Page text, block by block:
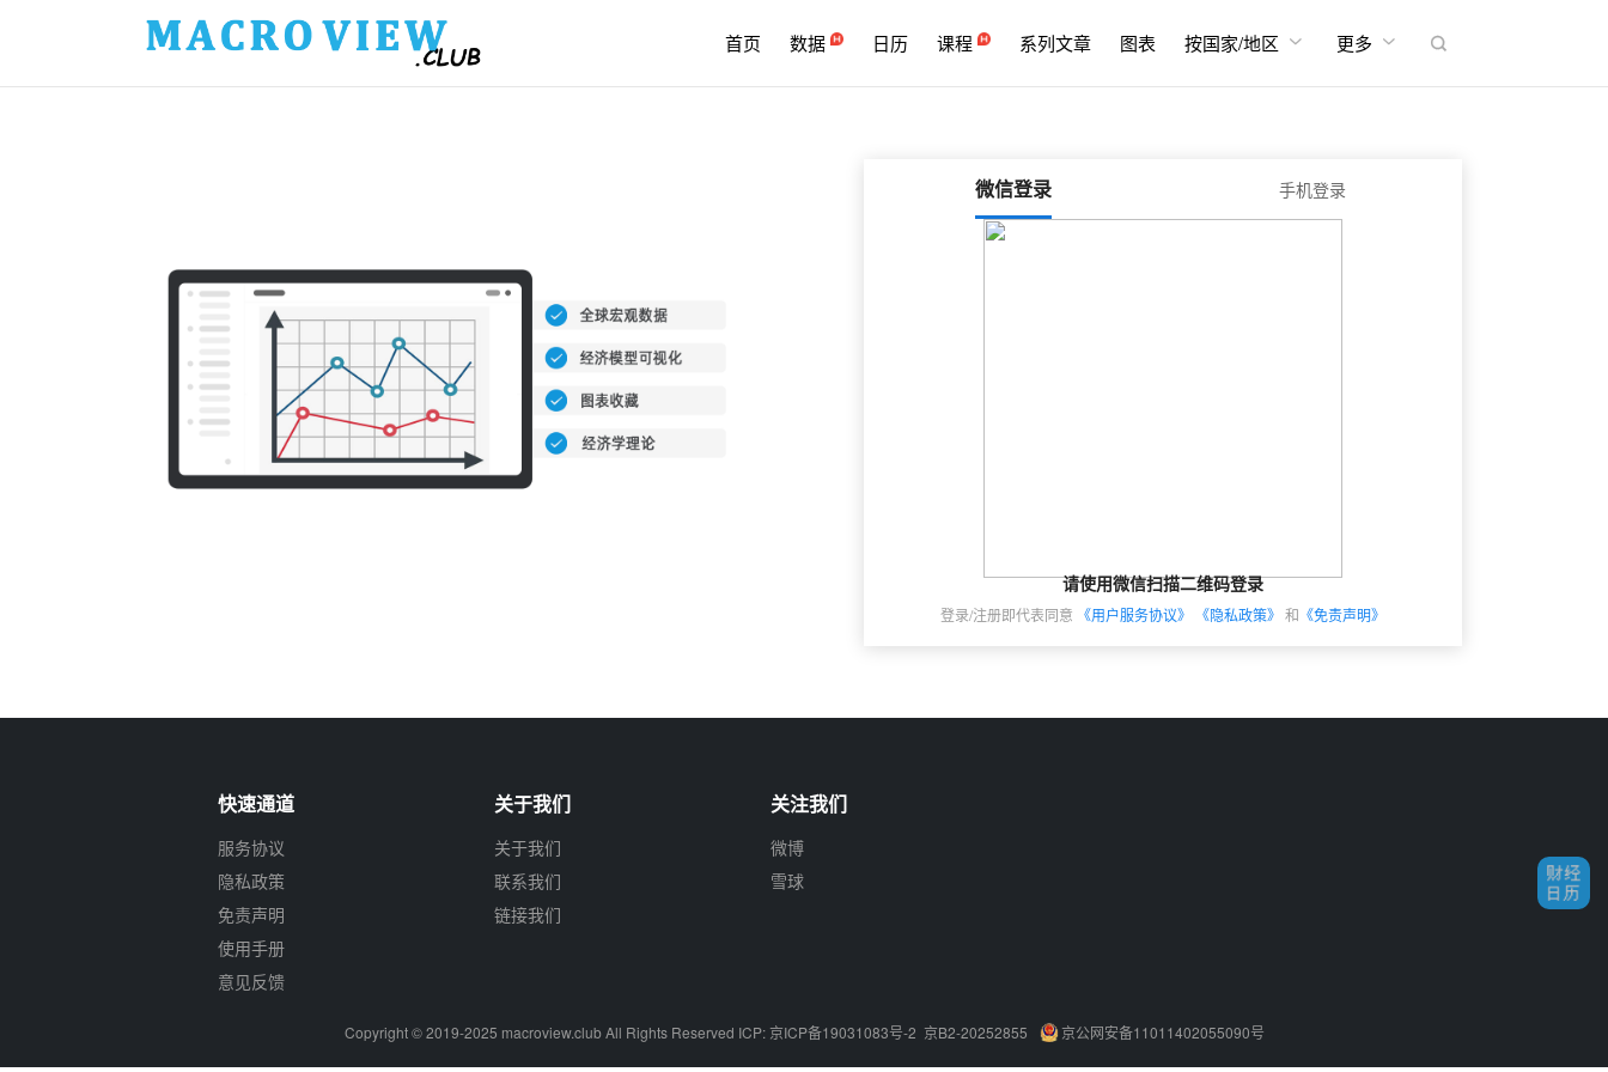
首页 数据 日历 课程 系列文章 图表 按国家/地区  更多  
微信登录 手机登录
请使用微信扫描二维码登录
登录/注册即代表同意 《用户服务协议》 《隐私政策》 和 《免责声明》
快速通道
服务协议
隐私政策
免责声明
使用手册
意见反馈
关于我们
关于我们
联系我们
链接我们
关注我们
微博
雪球
Copyright © 2019-2025 macroview.club All Rights Reserved ICP: 京ICP备19031083号-2 京B2-20252855 京公网安备11011402055090号